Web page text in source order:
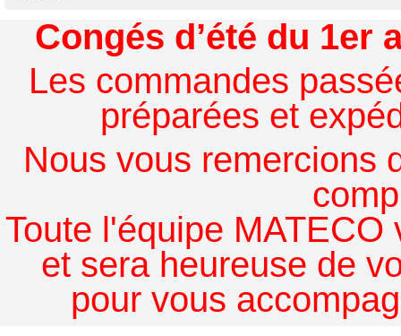
Congés d’été du 1er
Les commandes
préparées et
Nous vous remercions
Toute l'équipe
et sera heureuse de
pour vous